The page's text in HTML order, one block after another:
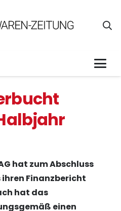
hat zum Abschluss
Finanzbericht
hat das
einen